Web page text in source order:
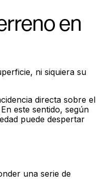
en
ni siquiera su
directa sobre el
este sentido, según
puede despertar
una serie de